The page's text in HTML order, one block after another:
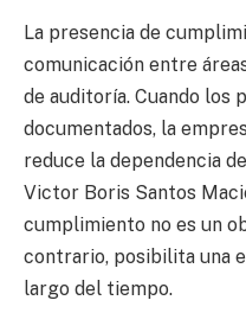
La presencia de
comunicación entre
de auditoría. Cuando los
documentados, la
reduce la dependencia
Victor Boris Santos
cumplimiento no es un
contrario, posibilita una
largo del tiempo.